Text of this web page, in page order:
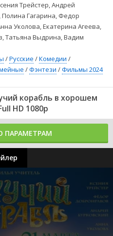
Трейстер, Андрей
Гагарина, Федор
Уколова, Екатерина Агеева,
Татьяна Выдрина, Вадим
/Русские /Комедии /
/Фэнтези /Фильмы 2024
корабль в хорошем
HD 1080p
ПАРАМЕТРАМ